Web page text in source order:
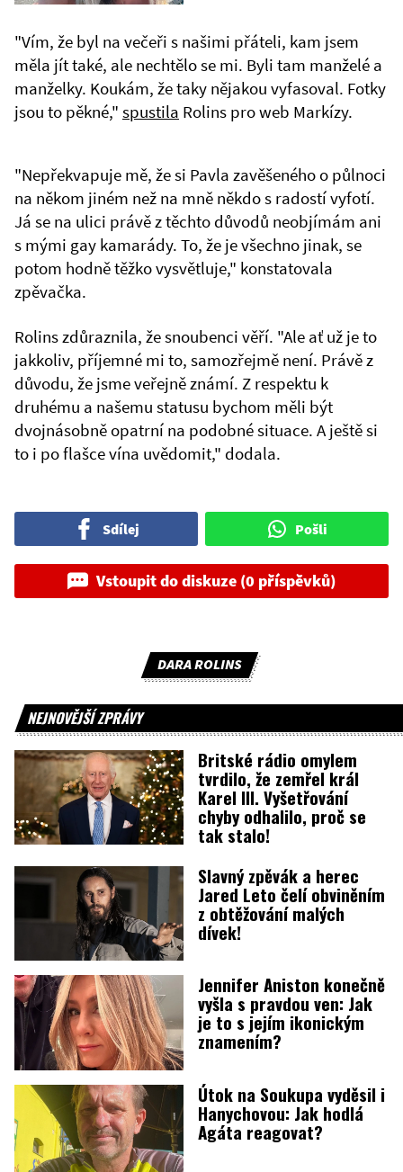
"Vím, že byl na večeři s našimi přáteli, kam jsem
měla jít také, ale nechtělo se mi. Byli tam manželé a
manželky. Koukám, že taky nějakou vyfasoval. Fotky
jsou to pěkné," spustila Rolins pro web Markízy.
"Nepřekvapuje mě, že si Pavla zavěšeného o půlnoci
na někom jiném než na mně někdo s radostí vyfotí.
Já se na ulici právě z těchto důvodů neobjímám ani
s mými gay kamarády. To, že je všechno jinak, se
potom hodně těžko vysvětluje," konstatovala
zpěvačka.
Rolins zdůraznila, že snoubenci věří. "Ale ať už je to
jakkoliv, příjemné mi to, samozřejmě není. Právě z
důvodu, že jsme veřejně známí. Z respektu k
druhému a našemu statusu bychom měli být
dvojnásobně opatrní na podobné situace. A ještě si
to i po flašce vína uvědomit," dodala.
Sdílej Pošli
Vstoupit do diskuze (0 příspěvků)
DARA ROLINS
NEJNOVĚJŠÍ ZPRÁVY
Britské rádio omylem
tvrdilo, že zemřel král
Karel III. Vyšetřování
chyby odhalilo, proč se
tak stalo!
Slavný zpěvák a herec
Jared Leto čelí obviněním
z obtěžování malých
dívek!
Jennifer Aniston konečně
vyšla s pravdou ven: Jak
je to s jejím ikonickým
znamením?
Útok na Soukupa vyděsil i
Hanychovou: Jak hodlá
Agáta reagovat?